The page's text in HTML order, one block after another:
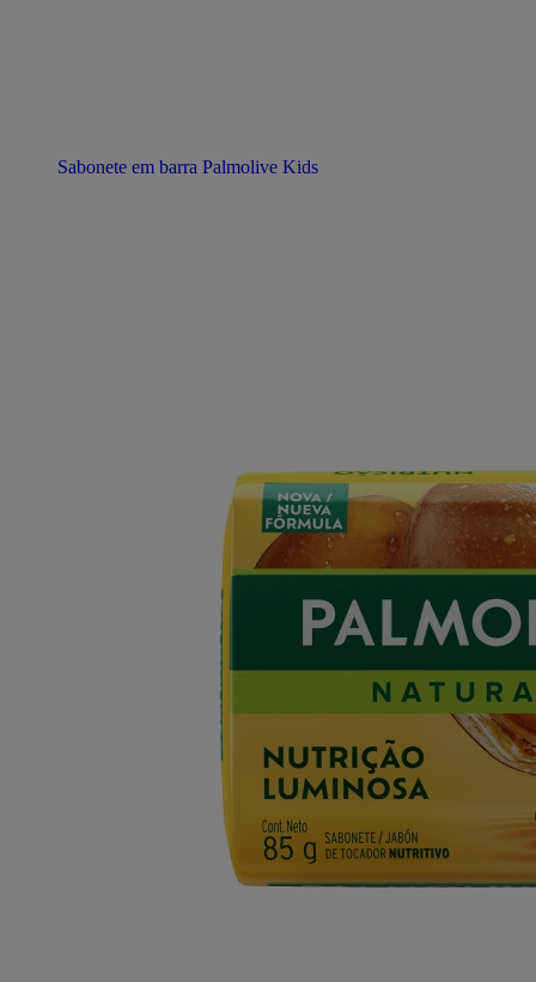
Sabonete em barra Palmolive Kids